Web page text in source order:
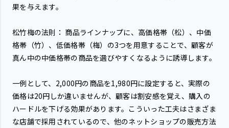
果を与えます。
松竹梅の法則： 商品ラインナップに、高価格帯（松）、中価
格帯（竹）、低価格帯（梅）の3つを用意することで、顧客が
真ん中の中価格帯の商品を選びやすくなるように誘導します。
一例として、2,000円の商品を1,980円に設定すると、実際の
価格は20円しか違いませんが、顧客は割安感を覚え、購入の
ハードルを下げる効果があります。こういった工夫はさまざま
な店舗で採用されているので、他のネットショップの販売方法